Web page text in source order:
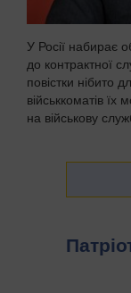
У Росії набирає
до контрактної
повістки нібито
військкоматів
на військову